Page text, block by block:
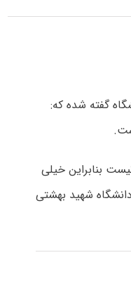
گفته شده که:
بنابراین خیلی
شهید بهشتی